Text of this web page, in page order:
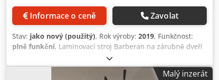
Informace o ceně Zavolat
Stav: jako nový (použitý), Rok výroby: 2019, Funkčnost:
plně funkční, Laminovací stroj Barberan na zárubně dveří
Malý inzerát